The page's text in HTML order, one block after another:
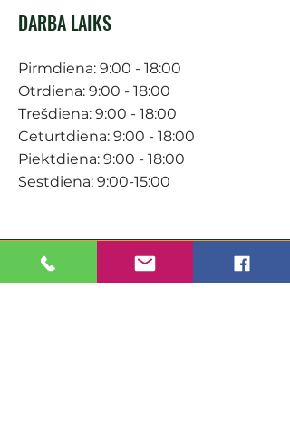
DARBA LAIKS
Pirmdiena: 9:00 - 18:00
Otrdiena: 9:00 - 18:00
Trešdiena: 9:00 - 18:00
Ceturtdiena: 9:00 - 18:00
Piektdiena: 9:00 - 18:00
Sestdiena: 9:00-15:00
KONTAKTI